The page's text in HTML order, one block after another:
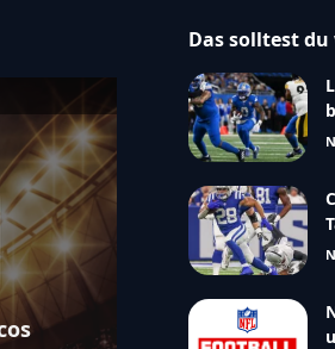
Das solltest du